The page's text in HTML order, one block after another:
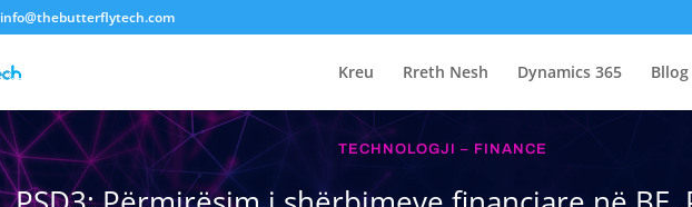
info@thebutterflytech.com
Kreu Rreth Nesh Dynamics 365 Bllog
TECHNOLOGJI – FINANCE